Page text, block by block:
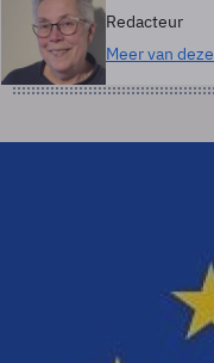
Redacteur
Meer van